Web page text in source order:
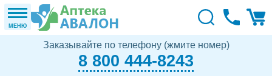
МЕНЮ
Заказывайте по телефону (жмите номер)
8 800 444-8243